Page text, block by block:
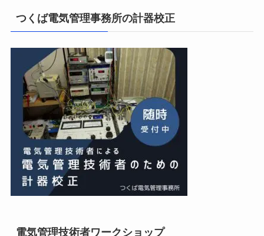
14位 私の電気主任技術者実務記事＋電気プチ動画
15位 電気・電子・情報系出身者の稼ぎ方
つくば電気管理事務所の計器校正
電気管理技術者ワークショップ